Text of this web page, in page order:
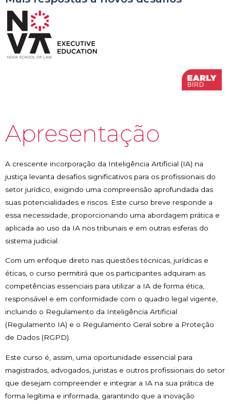
Apresentação
A crescente incorporação da Inteligência Artificial (IA) na
justiça levanta desafios significativos para os profissionais do
setor jurídico, exigindo uma compreensão aprofundada das
suas potencialidades e riscos. Este curso breve responde a
essa necessidade, proporcionando uma abordagem prática e
aplicada ao uso da IA nos tribunais e em outras esferas do
sistema judicial.
Com um enfoque direto nas questões técnicas, jurídicas e
éticas, o curso permitirá que os participantes adquiram as
competências essenciais para utilizar a IA de forma ética,
responsável e em conformidade com o quadro legal vigente,
incluindo o Regulamento da Inteligência Artificial
(Regulamento IA) e o Regulamento Geral sobre a Proteção
de Dados (RGPD).
Este curso é, assim, uma oportunidade essencial para
magistrados, advogados, juristas e outros profissionais do setor
que desejam compreender e integrar a IA na sua prática de
forma legítima e informada, garantindo que a inovação